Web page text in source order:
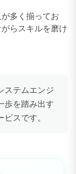
多く揃ってお
らスキルを磨け
ステムエンジ
歩を踏み出す
スです。